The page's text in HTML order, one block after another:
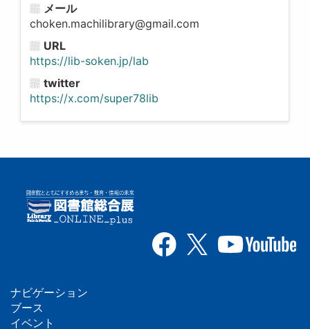
メール
choken.machilibrary@gmail.com
URL
https://lib-soken.jp/lab
twitter
https://x.com/super78lib
フ
ナビゲーション
ブース
イベント